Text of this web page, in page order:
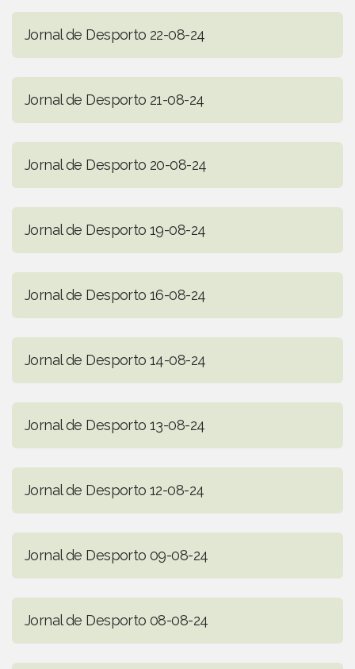
Jornal de Desporto 22-08-24
Jornal de Desporto 21-08-24
Jornal de Desporto 20-08-24
Jornal de Desporto 19-08-24
Jornal de Desporto 16-08-24
Jornal de Desporto 14-08-24
Jornal de Desporto 13-08-24
Jornal de Desporto 12-08-24
Jornal de Desporto 09-08-24
Jornal de Desporto 08-08-24